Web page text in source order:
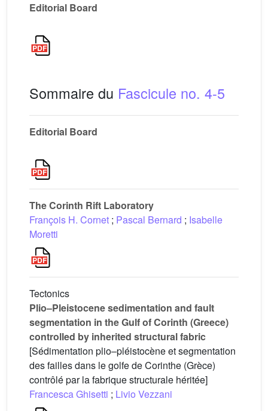
Editorial Board
Sommaire du Fascicule no. 4-5
Editorial Board
The Corinth Rift Laboratory
François H. Cornet ; Pascal Bernard ; Isabelle
Moretti
Tectonics
Plio–Pleistocene sedimentation and fault
segmentation in the Gulf of Corinth (Greece)
controlled by inherited structural fabric
[Sédimentation plio–pléistocène et segmentation
des failles dans le golfe de Corinthe (Grèce)
contrôlé par la fabrique structurale héritée]
Francesca Ghisetti ; Livio Vezzani